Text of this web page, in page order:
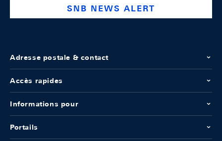
SNB NEWS ALERT
Adresse postale & contact
Accès rapides
Informations pour
Portails